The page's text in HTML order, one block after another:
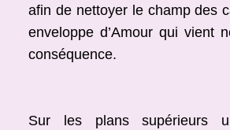
afin de nettoyer le champ des
enveloppe d’Amour qui vient
conséquence.
Sur les plans supérieurs